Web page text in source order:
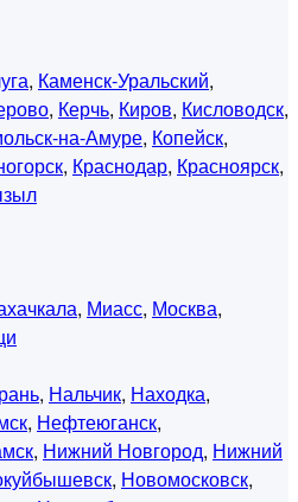
, Каменск-Уральский,
, Керчь, Киров, Кисловодск,
на-Амуре, Копейск,
, Краснодар, Красноярск,
, Миасс, Москва,
, Нальчик, Находка,
, Нефтеюганск,
, Нижний Новгород, Нижний
, Новомосковск,